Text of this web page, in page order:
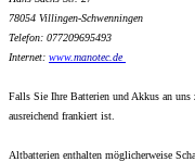
78054 Villingen-Schwenningen
Telefon: 077209695493
Internet: www.manotec.de
Falls Sie Ihre Batterien und Akkus an uns
ausreichend frankiert ist.
Altbatterien enthalten möglicherweise